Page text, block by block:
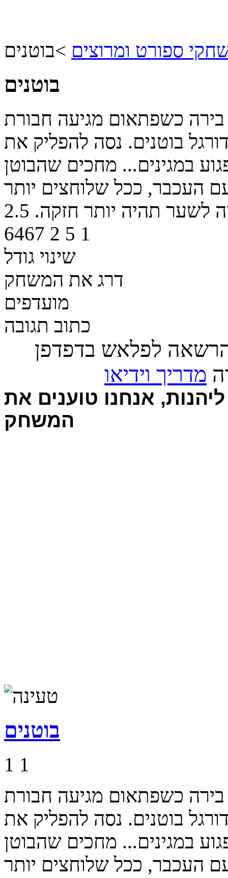
ספורט ומרוצים >בוטנים
בוטנים
כשפתאום מגיעה חבורת
בוטנים. נסה להפליק את
במגינים... מחכים שהבוטן
העכבר, ככל שלוחצים יותר
לשער תהיה יותר חזקה. 2.5
6467 2 5 1
שינוי גודל
דרג את המשחק
מועדפים
כתוב תגובה
לפלאש בדפדפן
מדריך וידיאו
אנחנו טוענים את
המשחק
בוטנים
1 1
כשפתאום מגיעה חבורת
בוטנים. נסה להפליק את
במגינים... מחכים שהבוטן
העכבר, ככל שלוחצים יותר